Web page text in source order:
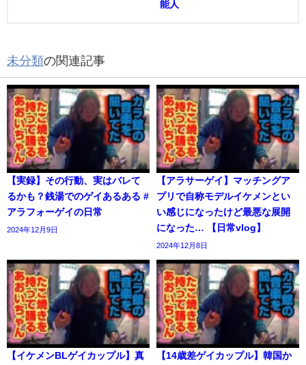
能人
未分類の関連記事
【実録】その行動、実はバレて
るかも？銭湯でのゲイあるある #
アラフォーゲイの日常
2024年12月9日
【アラサーゲイ】マッチングア
プリで自称モデルイケメンとい
い感じになったけど最悪な展開
になった… 【日常vlog】
2024年12月8日
【イケメンBLゲイカップル】真
【14歳差ゲイカップル】韓国か